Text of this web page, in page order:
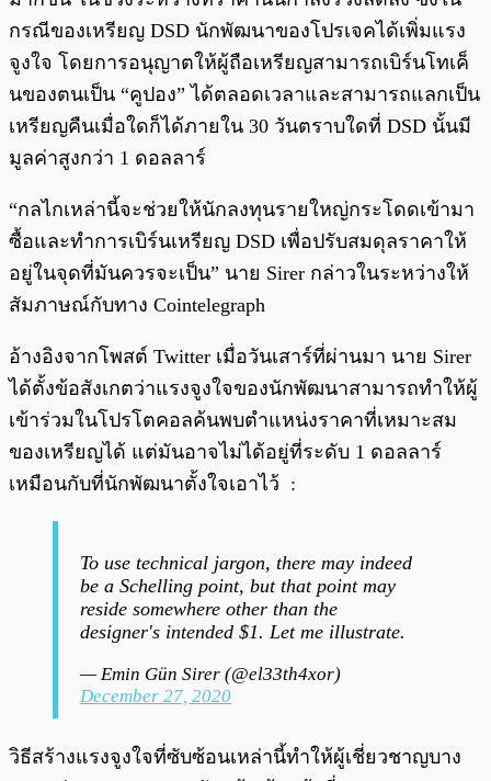
กรณีของเหรียญ DSD นักพัฒนาของโปรเจคได้เพิ่มแรง
จูงใจ โดยการอนุญาตให้ผู้ถือเหรียญสามารถเบิร์นโทเค็
นของตนเป็น “คูปอง” ได้ตลอดเวลาและสามารถแลกเป็น
เหรียญคืนเมื่อใดก็ได้ภายใน 30 วันตราบใดที่ DSD นั้นมี
มูลค่าสูงกว่า 1 ดอลลาร์
“กลไกเหล่านี้จะช่วยให้นักลงทุนรายใหญ่กระโดดเข้ามา
ซื้อและทำการเบิร์นเหรียญ DSD เพื่อปรับสมดุลราคาให้
อยู่ในจุดที่มันควรจะเป็น” นาย Sirer กล่าวในระหว่างให้
สัมภาษณ์กับทาง Cointelegraph
อ้างอิงจากโพสต์ Twitter เมื่อวันเสาร์ที่ผ่านมา นาย Sirer
ได้ตั้งข้อสังเกตว่าแรงจูงใจของนักพัฒนาสามารถทำให้ผู้
เข้าร่วมในโปรโตคอลค้นพบตำแหน่งราคาที่เหมาะสม
ของเหรียญได้ แต่มันอาจไม่ได้อยู่ที่ระดับ 1 ดอลลาร์
เหมือนกับที่นักพัฒนาตั้งใจเอาไว้ :
To use technical jargon, there may indeed
be a Schelling point, but that point may
reside somewhere other than the
designer's intended $1. Let me illustrate.
— Emin Gün Sirer (@el33th4xor)
December 27, 2020
วิธีสร้างแรงจูงใจที่ซับซ้อนเหล่านี้ทำให้ผู้เชี่ยวชาญบาง